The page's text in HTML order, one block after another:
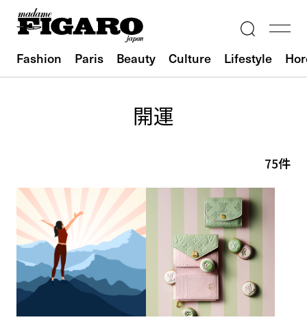
Fashion Paris Beauty Culture Lifestyle
開運
75件